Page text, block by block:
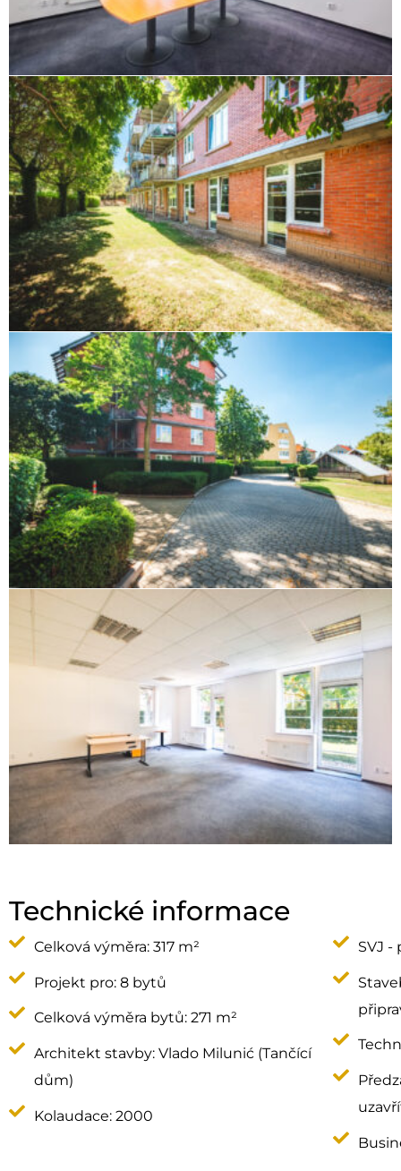
Technické informace
Celková výměra: 317 m²
Projekt pro: 8 bytů
Celková výměra bytů: 271 m²
Architekt stavby: Vlado Milunić (Tančící
dům)
Kolaudace: 2000
SVJ -